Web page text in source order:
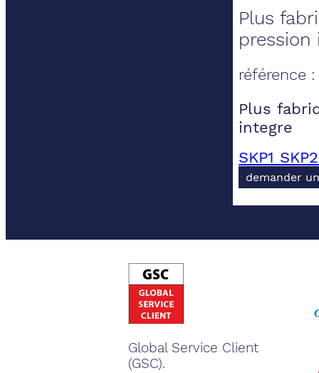
Plus
pression
référence :
Plus
integre
SKP1
demander
Global Service Client
(GSC).